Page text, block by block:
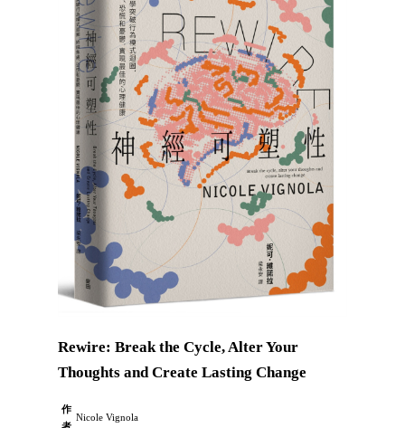
Rewire: Break the Cycle, Alter Your
Thoughts and Create Lasting Change
作
Nicole Vignola